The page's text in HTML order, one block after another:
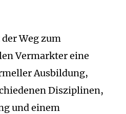
Weg zum
Vermarkter eine
Ausbildung,
Disziplinen,
und einem